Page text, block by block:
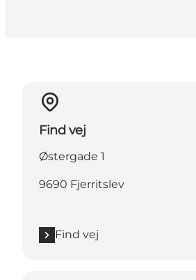
Find vej
Østergade 1
9690 Fjerritslev
Find vej